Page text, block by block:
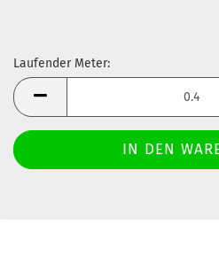
Laufender Meter:
Laufender
Meter